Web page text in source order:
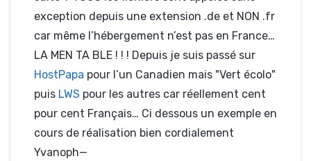
exception depuis une extension .de et NON .fr
car même l’hébergement n’est pas en France…
LA MEN TA BLE ! ! ! Depuis je suis passé sur
HostPapa pour l’un Canadien mais "Vert écolo"
puis LWS pour les autres car réellement cent
pour cent Français… Ci dessous un exemple en
cours de réalisation bien cordialement
Yvanoph—